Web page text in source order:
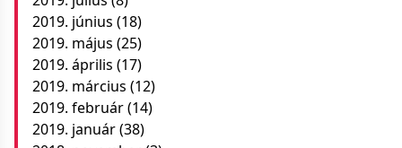
2019. június (18)
2019. május (25)
2019. április (17)
2019. március (12)
2019. február(14)
2019. január(38)